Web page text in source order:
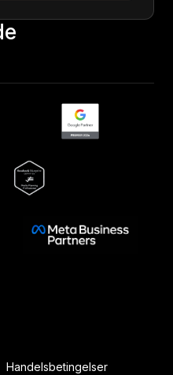
Handelsbetingelser